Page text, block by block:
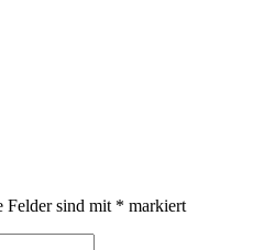
Felder sind mit * markiert